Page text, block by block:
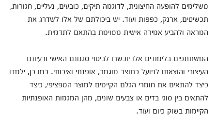
משלימים להופעה החיצונית, לדוגמה תיקים, כובעים, נעליים, חגורות,
תכשיטים, ארנק, כפפות ועוד. יש ביכולתם של אלו לשדרג את
המראה ולהביע אמירה אישית מסוימת בהתאם לתדמית.
המשתתפים בלימודים אלו יוכשרו לביטוי סגנונם האישי ורעיונם
העיצובי והוצאתו לפועל כתוצר מוגמר, אופנתי ואיכותי. כמו כן, ילמדו
כיצד להתאים את חומרי הגלם הקיימים למוצר הספציפי, כיצד
להתאים בין סוגי בדים או צבעים שונים, מהן המגמות האופנתיות
הקיימות בשוק כיום ועוד.